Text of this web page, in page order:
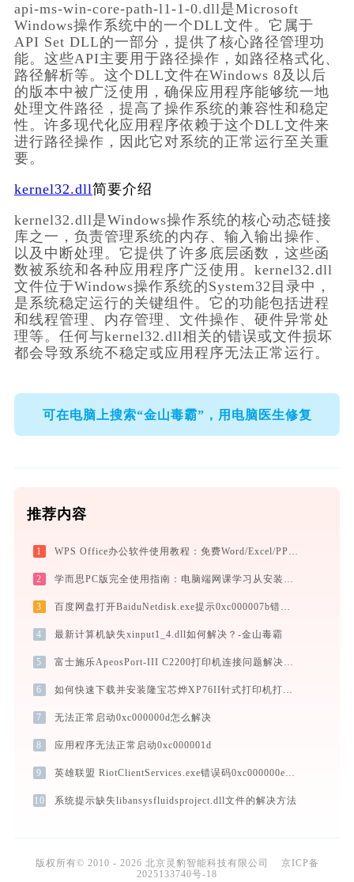
api-ms-win-core-path-l1-1-0.dll是Microsoft
Windows操作系统中的一个DLL文件。它属于
API Set DLL的一部分，提供了核心路径管理功
能。这些API主要用于路径操作，如路径格式化、
路径解析等。这个DLL文件在Windows 8及以后
的版本中被广泛使用，确保应用程序能够统一地
处理文件路径，提高了操作系统的兼容性和稳定
性。许多现代化应用程序依赖于这个DLL文件来
进行路径操作，因此它对系统的正常运行至关重
要。
kernel32.dll简要介绍
kernel32.dll是Windows操作系统的核心动态链接
库之一，负责管理系统的内存、输入输出操作、
以及中断处理。它提供了许多底层函数，这些函
数被系统和各种应用程序广泛使用。kernel32.dll
文件位于Windows操作系统的System32目录中，
是系统稳定运行的关键组件。它的功能包括进程
和线程管理、内存管理、文件操作、硬件异常处
理等。任何与kernel32.dll相关的错误或文件损坏
都会导致系统不稳定或应用程序无法正常运行。
可在电脑上搜索“金山毒霸”，用电脑医生修复
推荐内容
1 WPS Office办公软件使用教程：免费Word/Excel/PPT/PDF一站式高效办公套件
2 学而思PC版完全使用指南：电脑端网课学习从安装到高效上课（2026最新）
3 百度网盘打开BaiduNetdisk.exe提示0xc000007b错误码怎么办
4 最新计算机缺失xinput1_4.dll如何解决？-金山毒霸
5 富士施乐ApeosPort-III C2200打印机连接问题解决方法 - 金山毒霸
6 如何快速下载并安装隆宝芯烨XP76II针式打印机打印机驱动：详细步骤解析
7 无法正常启动0xc000000d怎么解决
8 应用程序无法正常启动0xc000001d
9 英雄联盟 RiotClientServices.exe错误码0xc000000e处理办法
10 系统提示缺失libansysfluidsproject.dll文件的解决方法
版权所有© 2010 - 2026 北京灵豹智能科技有限公司
京ICP备
2025133740号-18